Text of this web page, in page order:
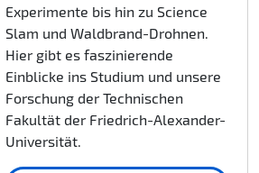
Experimente bis hin zu Science
Slam und Waldbrand-Drohnen.
Hier gibt es faszinierende
Einblicke ins Studium und unsere
Forschung der Technischen
Fakultät der Friedrich-Alexander-
Universität.